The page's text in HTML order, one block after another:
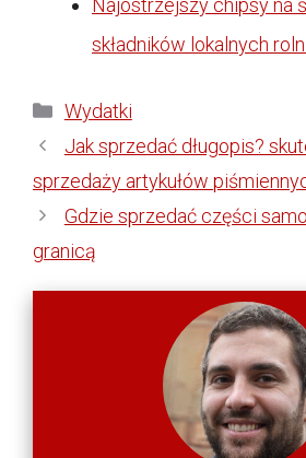
Najostrzejszy chipsy na
składników lokalnych
Kategorie
Wydatki
Jak sprzedać długopis?
sprzedaży artykułów
Gdzie sprzedać części
granicą